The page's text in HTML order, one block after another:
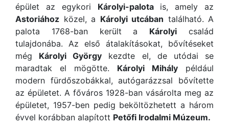
épület az egykori Károlyi-palotais, amely az
Astoriához közel, a Károlyi utcában található. A
palota 1768-ban került a Károlyi család
tulajdonába. Az első átalakításokat, bővítéseket
még Károlyi György kezdte el, de utódai se
maradtak el mögötte. Károlyi Mihály például
modern fürdőszobákkal, autógarázzsal bővítette
az épületet. A főváros 1928-ban vásárolta meg az
épületet, 1957-ben pedig beköltözhetett a három
évvel korábban alapított Petőfi Irodalmi Múzeum.